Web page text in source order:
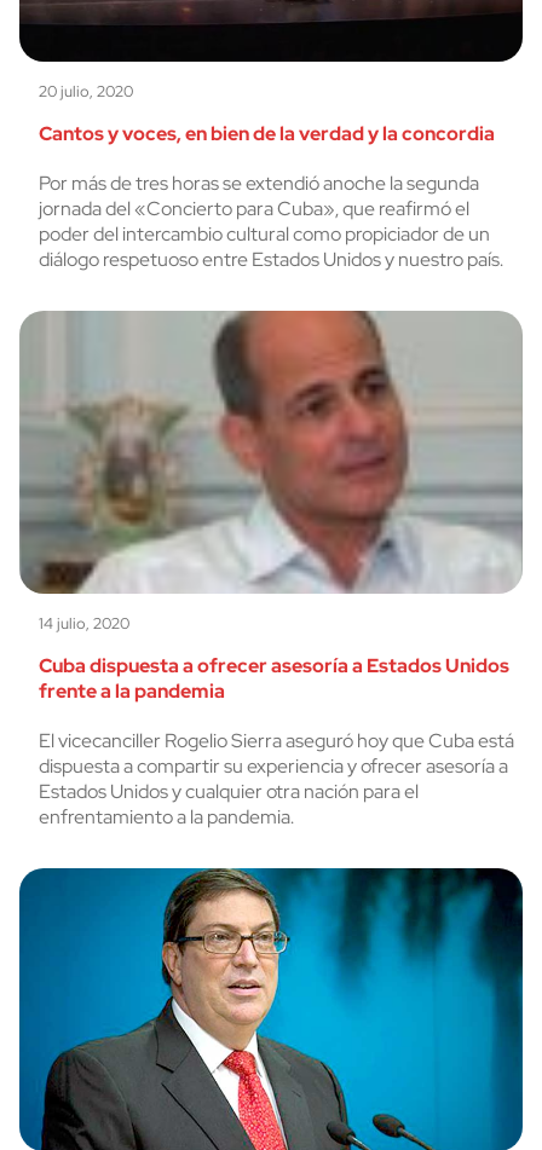
20 julio, 2020
Cantos y voces, en bien de la verdad y la concordia
Por más de tres horas se extendió anoche la segunda
jornada del «Concierto para Cuba», que reafirmó el
poder del intercambio cultural como propiciador de un
diálogo respetuoso entre Estados Unidos y nuestro país.
14 julio, 2020
Cuba dispuesta a ofrecer asesoría a Estados Unidos
frente a la pandemia
El vicecanciller Rogelio Sierra aseguró hoy que Cuba está
dispuesta a compartir su experiencia y ofrecer asesoría a
Estados Unidos y cualquier otra nación para el
enfrentamiento a la pandemia.